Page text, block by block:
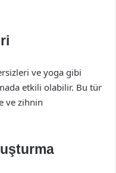
ve yoga gibi
etkili olabilir. Bu tür
ve zihnin